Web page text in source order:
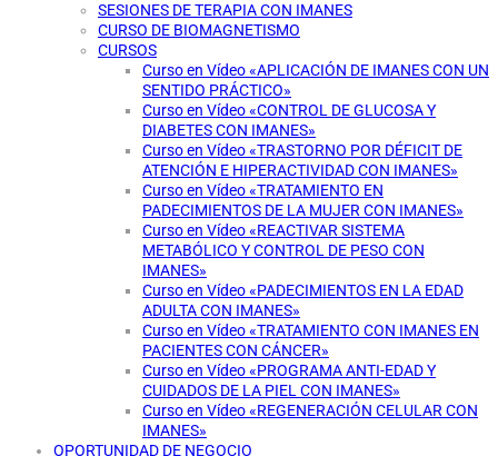
SESIONES DE TERAPIA CON IMANES
CURSO DE BIOMAGNETISMO
CURSOS
Curso en Vídeo «APLICACIÓN DE IMANES CON UN
SENTIDO PRÁCTICO»
Curso en Vídeo «CONTROL DE GLUCOSA Y
DIABETES CON IMANES»
Curso en Vídeo «TRASTORNO POR DÉFICIT DE
ATENCIÓN E HIPERACTIVIDAD CON IMANES»
Curso en Vídeo «TRATAMIENTO EN
PADECIMIENTOS DE LA MUJER CON IMANES»
Curso en Vídeo «REACTIVAR SISTEMA
METABÓLICO Y CONTROL DE PESO CON
IMANES»
Curso en Vídeo «PADECIMIENTOS EN LA EDAD
ADULTA CON IMANES»
Curso en Vídeo «TRATAMIENTO CON IMANES EN
PACIENTES CON CÁNCER»
Curso en Vídeo «PROGRAMA ANTI-EDAD Y
CUIDADOS DE LA PIEL CON IMANES»
Curso en Vídeo «REGENERACIÓN CELULAR CON
IMANES»
OPORTUNIDAD DE NEGOCIO